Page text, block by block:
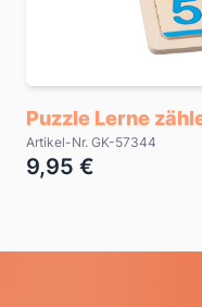
Puzzle Lerne
Artikel-Nr. GK-57344
9,95 €